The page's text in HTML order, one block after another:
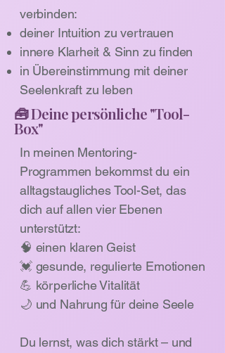
verbinden:
deiner Intuition zu vertrauen
innere Klarheit & Sinn zu finden
in Übereinstimmung mit deiner
Seelenkraft zu leben
🧰 Deine persönliche "Tool-
Box"
In meinen Mentoring-
Programmen bekommst du ein
alltagstaugliches Tool-Set, das
dich auf allen vier Ebenen
unterstützt:
🧠 einen klaren Geist
💓 gesunde, regulierte Emotionen
💪 körperliche Vitalität
🌙 und Nahrung für deine Seele
Du lernst, was dich stärkt – und